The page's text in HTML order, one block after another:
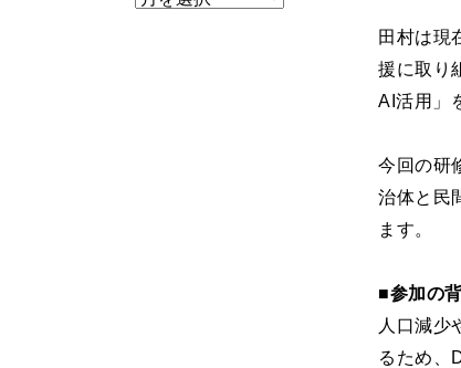
田村は現
援に取り
AI活用」
今回の研
治体と民
ます。
■参加の
人口減少
るため、